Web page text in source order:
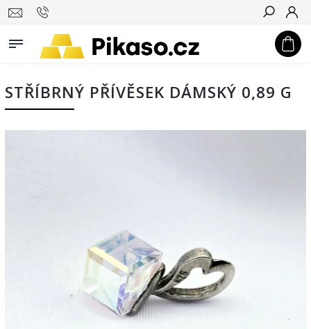
Hledat
STŘÍBRNÝ PŘÍVĚSEK DÁMSKÝ 0,89 G